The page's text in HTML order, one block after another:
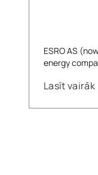
ESRO AS
energy
Lasīt vairāk